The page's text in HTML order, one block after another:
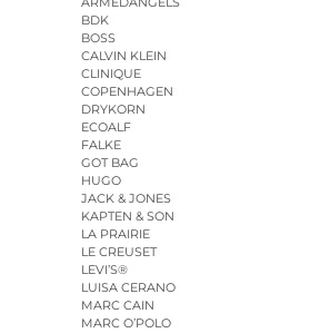
BDK
BOSS
CALVIN KLEIN
CLINIQUE
COPENHAGEN
DRYKORN
ECOALF
FALKE
GOT BAG
HUGO
JACK & JONES
KAPTEN & SON
LA PRAIRIE
LE CREUSET
LEVI’S®
LUISA CERANO
MARC CAIN
MARC O’POLO